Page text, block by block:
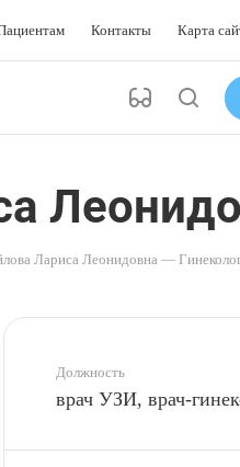
Контакты Карта
Лариса Леонидовна —
Должность
врач УЗИ, врач-